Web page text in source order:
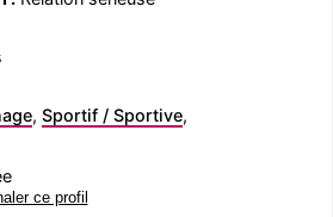
, Sportif / Sportive,
ce profil